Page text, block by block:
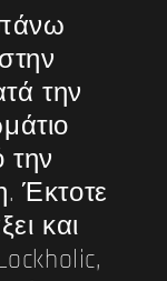
την
την
Έκτοτε
και